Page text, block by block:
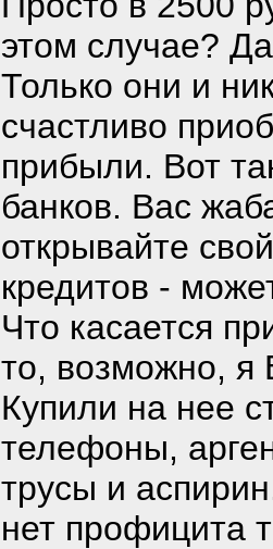
этом случае?
Только они и
счастливо
прибыли. Вот
банков. Вас
открывайте
кредитов -
Что касается
то, возможно,
Купили на нее
телефоны,
трусы и
нет профицита